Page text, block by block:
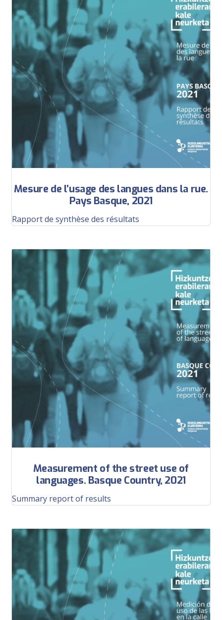
Mesure de l’usage des langues dans la rue.
Pays Basque, 2021
Rapport de synthèse des résultats
Measurement of the street use of
languages. Basque Country, 2021
Summary report of results